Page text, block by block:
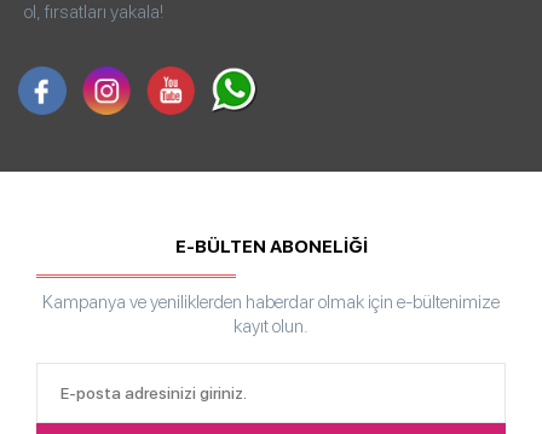
ol, fırsatları yakala!
E-BÜLTEN ABONELİĞİ
Kampanya ve yeniliklerden haberdar olmak için e-bültenimize
kayıt olun.